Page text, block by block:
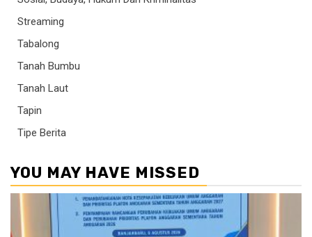
Streaming
Tabalong
Tanah Bumbu
Tanah Laut
Tapin
Tipe Berita
YOU MAY HAVE MISSED